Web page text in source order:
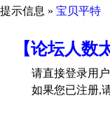
提示信息 » 宝贝平特
【论坛人
请直接登录用
如果您已注册,